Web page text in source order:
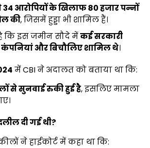
34 आरोपियों के खिलाफ80हजार पन्नों
की, जिसमें हुड्डा भी शामिल हैं।
कि इस जमीन सौदे मेंकई सरकारी
कंपनियां और बिचौलिए शामिल थे।
में CBI ने अदालत को बताया था कि:
से सुनवाई रुकी हुई है, इसलिए मामला
दी गई थी?
ने हाईकोर्ट में कहा था कि: